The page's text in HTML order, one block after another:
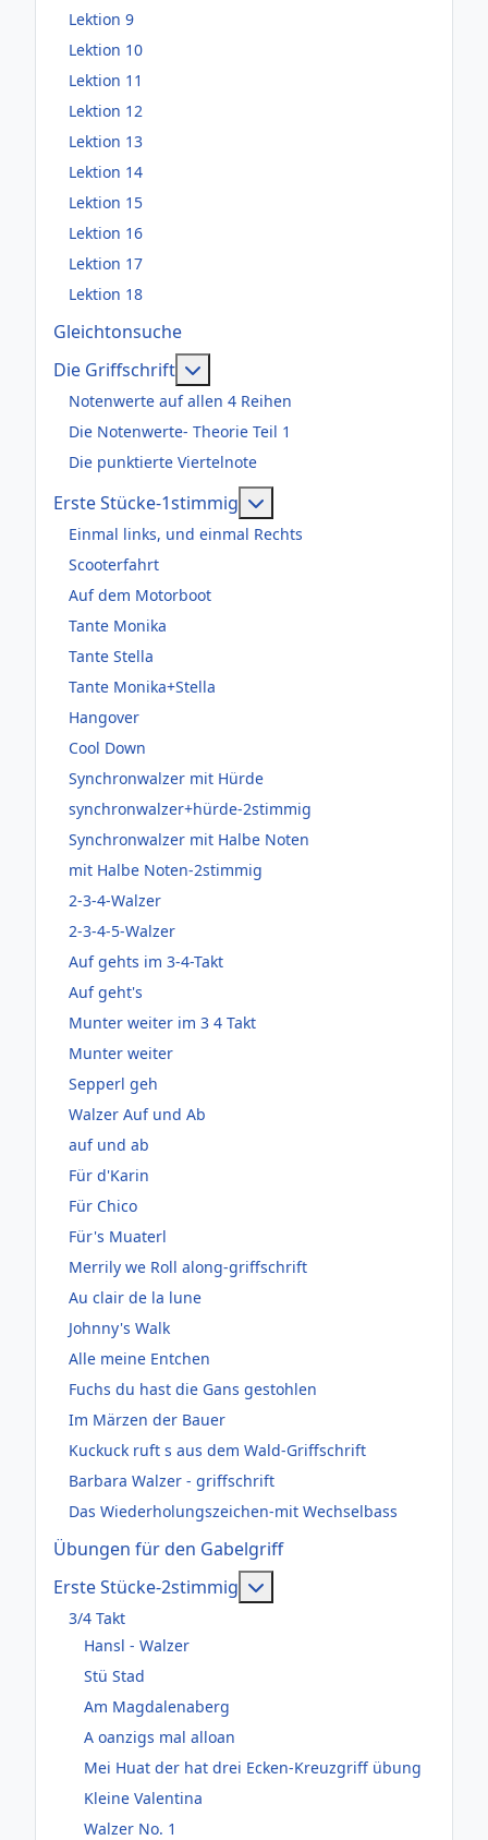
Lektion 9
Lektion 10
Lektion 11
Lektion 12
Lektion 13
Lektion 14
Lektion 15
Lektion 16
Lektion 17
Lektion 18
Gleichtonsuche
Die Griffschrift
Notenwerte auf allen 4 Reihen
Die Notenwerte- Theorie Teil 1
Die punktierte Viertelnote
Erste Stücke-1stimmig
Einmal links, und einmal Rechts
Scooterfahrt
Auf dem Motorboot
Tante Monika
Tante Stella
Tante Monika+Stella
Hangover
Cool Down
Synchronwalzer mit Hürde
synchronwalzer+hürde-2stimmig
Synchronwalzer mit Halbe Noten
mit Halbe Noten-2stimmig
2-3-4-Walzer
2-3-4-5-Walzer
Auf gehts im 3-4-Takt
Auf geht's
Munter weiter im 3 4 Takt
Munter weiter
Sepperl geh
Walzer Auf und Ab
auf und ab
Für d'Karin
Für Chico
Für's Muaterl
Merrily we Roll along-griffschrift
Au clair de la lune
Johnny's Walk
Alle meine Entchen
Fuchs du hast die Gans gestohlen
Im Märzen der Bauer
Kuckuck ruft s aus dem Wald-Griffschrift
Barbara Walzer - griffschrift
Das Wiederholungszeichen-mit Wechselbass
Übungen für den Gabelgriff
Erste Stücke-2stimmig
3/4 Takt
Hansl - Walzer
Stü Stad
Am Magdalenaberg
A oanzigs mal alloan
Mei Huat der hat drei Ecken-Kreuzgriff übung
Kleine Valentina
Walzer No. 1